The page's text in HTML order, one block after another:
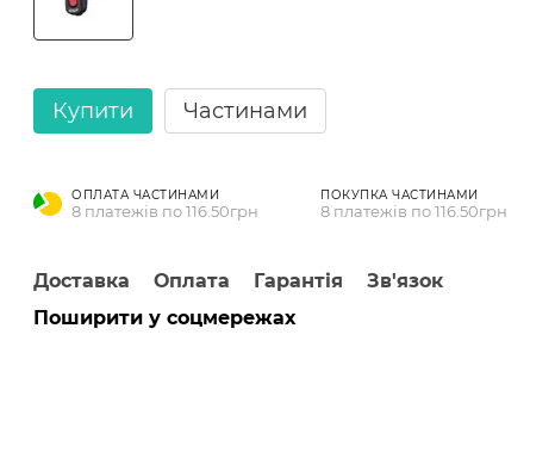
Купити Частинами
ОПЛАТА ЧАСТИНАМИ
8 платежів по 116.50грн
ПОКУПКА ЧАСТИНАМИ
8 платежів по 116.50грн
Доставка Оплата Гарантія
Зв'язок
Поширити у соцмережах